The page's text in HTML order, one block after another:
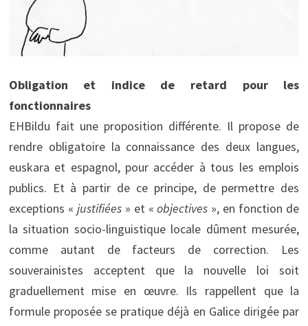
Obligation et indice de retard pour les
fonctionnaires
EHBildu fait une proposition différente. Il propose de
rendre obligatoire la connaissance des deux langues,
euskara et espagnol, pour accéder à tous les emplois
publics. Et à partir de ce principe, de permettre des
exceptions « justifiées» et « objectives », en fonction de
la situation socio-linguistique locale dûment mesurée,
comme autant de facteurs de correction. Les
souverainistes acceptent que la nouvelle loi soit
graduellement mise en œuvre. Ils rappellent que la
formule proposée se pratique déjà en Galice dirigée par